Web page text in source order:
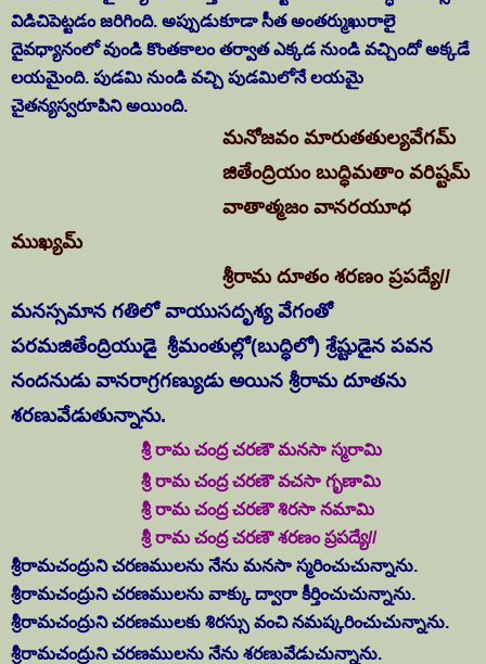
విడిచిపెట్టడం జరిగింది. అప్పుడుకూడా సీత అంతర్ముఖురాలై
దైవధ్యానంలో వుండి కొంతకాలం తర్వాత ఎక్కడ నుండి వచ్చిందో అక్కడే
లయమైంది. పుడమి నుండి వచ్చి పుడమిలోనే లయమై
చైతన్యస్వరూపిని అయింది.
మనోజవం మారుతతుల్యవేగమ్
జితేంద్రియం బుద్ధిమతాం వరిష్టమ్
వాతాత్మజం వానరయూధ
ముఖ్యమ్
శ్రీరామ దూతం శరణం ప్రపద్యే//
మనస్సమాన గతిలో వాయుసదృశ్య వేగంతో
పరమజితేంద్రియుడై శ్రీమంతుల్లో(బుద్ధిలో) శ్రేష్టుడైన పవన
నందనుడు వానరాగ్రగణ్యుడు అయిన శ్రీరామ దూతను
శరణువేడుతున్నాను.
శ్రీ రామ చంద్ర చరణౌ మనసా స్మరామి
శ్రీ రామ చంద్ర చరణౌ వచసా గృణామి
శ్రీ రామ చంద్ర చరణౌ శిరసా నమామి
శ్రీ రామ చంద్ర చరణౌ శరణం ప్రపద్యే//
శ్రీరామచంద్రుని చరణములను నేను మనసా స్మరించుచున్నాను.
శ్రీరామచంద్రుని చరణములను వాక్కు ద్వారా కీర్తించుచున్నాను.
శ్రీరామచంద్రుని చరణములకు శిరస్సు వంచి నమష్కరించుచున్నాను.
శ్రీరామచంద్రుని చరణములను నేను శరణువేడుచున్నాను.